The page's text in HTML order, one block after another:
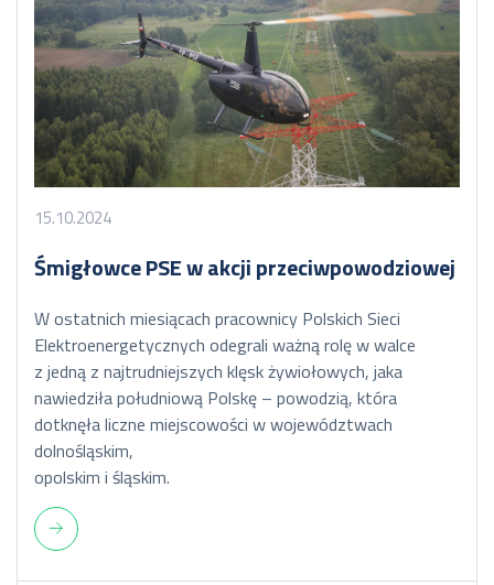
15.10.2024
Śmigłowce PSE w akcji przeciwpowodziowej
W ostatnich miesiącach pracownicy Polskich Sieci
Elektroenergetycznych odegrali ważną rolę w walce
z jedną z najtrudniejszych klęsk żywiołowych, jaka
nawiedziła południową Polskę – powodzią, która
dotknęła liczne miejscowości w województwach
dolnośląskim,
opolskim i śląskim.